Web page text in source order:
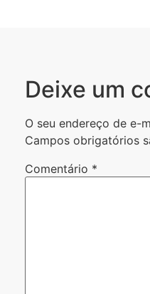
Deixe um
O seu endereço de e-
Campos obrigatórios
Comentário *